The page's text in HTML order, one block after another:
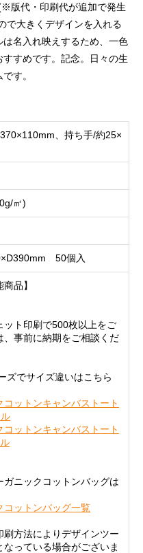
版代・印刷代が追加で発生
で大きくデザインを入れる
名入れ映えするため、一色
すめです。記念。日々の生
す。
、持ち手/約25×
㎡)
50個入
商品】
ト印刷で500枚以上をご
、事前に納期をご相談くだ
ズでサイズ違いはこちら
コットンキャンバストート
コットンキャンバストート
ニックコットンバッグは
コットンバッグ一覧
方法によりデザインツー
なっている場合がございま